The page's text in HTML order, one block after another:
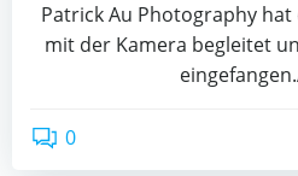
Patrick Au Photography
mit der Kamera begleitet
0